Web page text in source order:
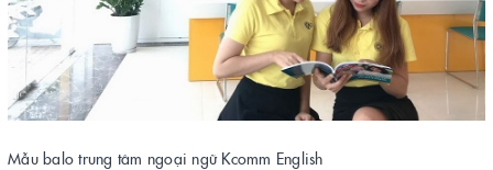
Mẫu balo trung tâm ngoại ngữ Kcomm English